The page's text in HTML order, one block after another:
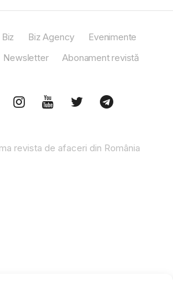
Biz Agency
Evenimente
Newsletter Abonament revistă
revista de afaceri din România